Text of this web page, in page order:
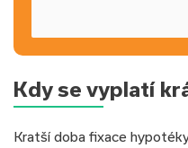
Kdy se vyplatí
Kratší doba fixace